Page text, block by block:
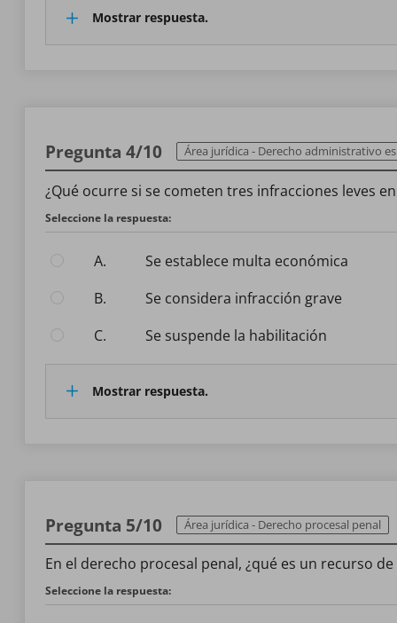
Mostrar respuesta.
Pregunta 4/10 Área jurídica - Derecho administrativo
¿Qué ocurre si se cometen tres infracciones leves
Seleccione la respuesta:
A.
Se establece multa económica
B.
Se considera infracción grave
C.
Se suspende la habilitación
Mostrar respuesta.
Pregunta 5/10 Área jurídica - Derecho procesal penal
En el derecho procesal penal, ¿qué es un recurso
Seleccione la respuesta: